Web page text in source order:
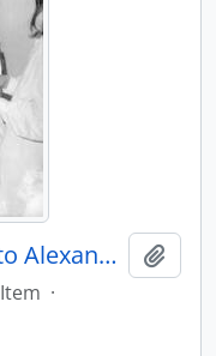
Festa de Natal no Externato Alexandre Herculano
Item ·